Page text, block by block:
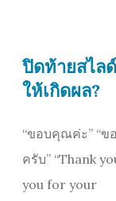
ปิดท้ายสไล
ให้เกิดผล?
“ขอบคุณค่ะ” “
ครับ” “Thank
you for your